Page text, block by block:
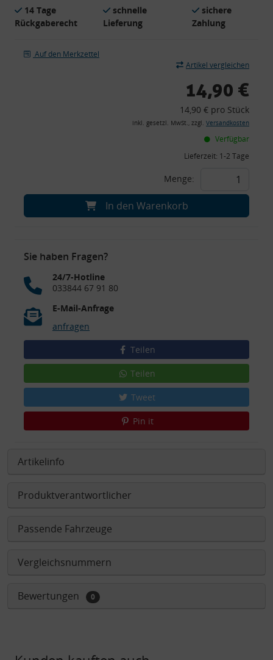
14 Tage
Rückgaberecht
schnelle
Lieferung
sichere
Zahlung
Auf den Merkzettel
Artikel vergleichen
14,90 €
14,90 € pro Stück
inkl. gesetzl. MwSt., zzgl. Versandkosten
Verfügbar
Lieferzeit: 1-2 Tage
Menge:
In den Warenkorb
Sie haben Fragen?
24/7-Hotline
033844 67 91 80
E-Mail-Anfrage
anfragen
Teilen
Teilen
Tweet
Pin it
Artikelinfo
Produktverantwortlicher
Passende Fahrzeuge
Vergleichsnummern
Bewertungen 0